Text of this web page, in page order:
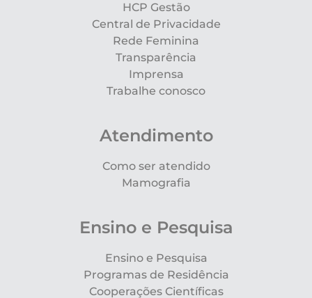
HCP Gestão
Central de Privacidade
Rede Feminina
Transparência
Imprensa
Trabalhe conosco
Atendimento
Como ser atendido
Mamografia
Ensino e Pesquisa
Ensino e Pesquisa
Programas de Residência
Cooperações Científicas